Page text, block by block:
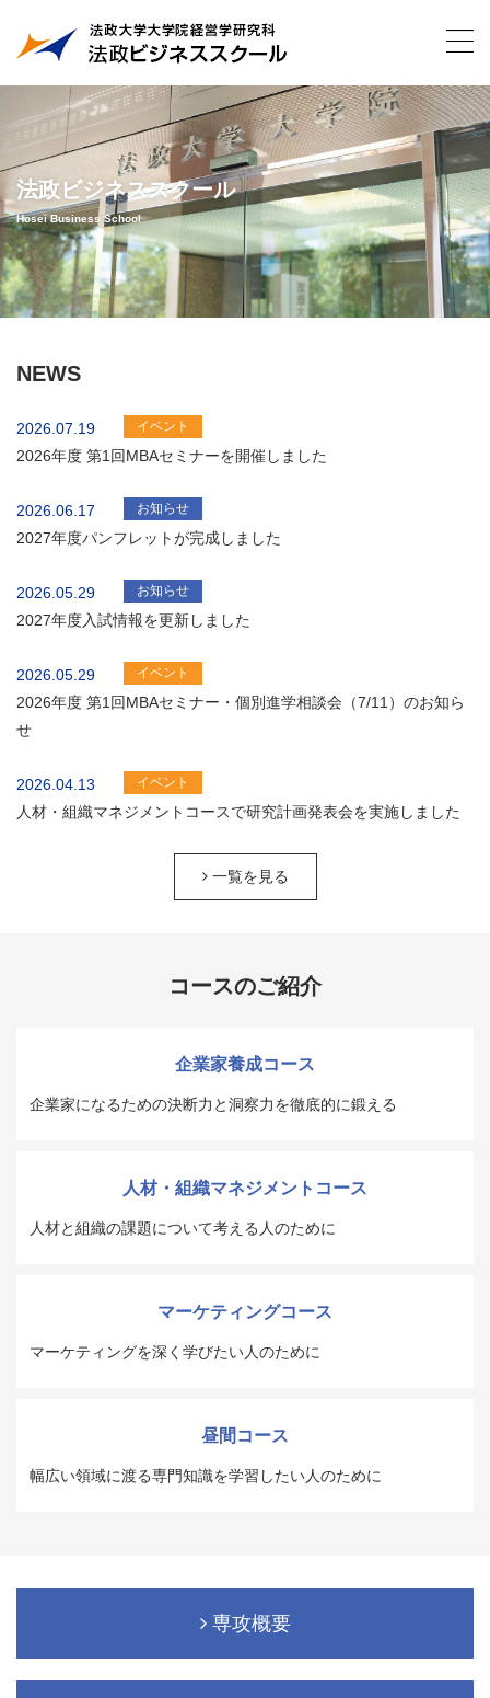
法政ビジネススクール
Hosei Business School
NEWS
2026.07.19 イベント
2026年度 第1回MBAセミナーを開催しました
2026.06.17 お知らせ
2027年度パンフレットが完成しました
2026.05.29 お知らせ
2027年度入試情報を更新しました
2026.05.29 イベント
2026年度 第1回MBAセミナー・個別進学相談会（7/11）のお知ら
せ
2026.04.13 イベント
人材・組織マネジメントコースで研究計画発表会を実施しました
一覧を見る
コースのご紹介
企業家養成コース
企業家になるための決断力と洞察力を徹底的に鍛える
人材・組織マネジメントコース
人材と組織の課題について考える人のために
マーケティングコース
マーケティングを深く学びたい人のために
昼間コース
幅広い領域に渡る専門知識を学習したい人のために
専攻概要